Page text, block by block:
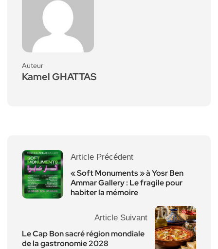
Auteur
Kamel GHATTAS
Article Précédent
« Soft Monuments » à Yosr Ben
Ammar Gallery : Le fragile pour
habiter la mémoire
Article Suivant
Le Cap Bon sacré région mondiale
de la gastronomie 2028